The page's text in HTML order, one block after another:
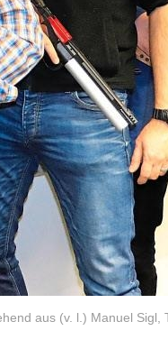
aus (v. l.) Manuel